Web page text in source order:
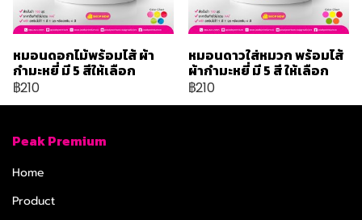
หมอนดอกไม้พร้อมไส้ ผ้า
กำมะหยี่ มี 5 สีให้เลือก
฿210
หมอนดาวใส่หมวก พร้อมไส้
ผ้ากำมะหยี่ มี 5 สี ให้เลือก
฿210
Peak Premium
Home
Product